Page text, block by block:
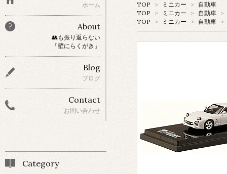
TOP
> ミニカー > 自動車
TOP
> ミニカー > 自動車 >
TOP
> ミニカー > 自動車 >
ホーム
About
👥も振り返らない
「壁にらくがき」
Blog
ブログ
Contact
お問い合わせ
Category